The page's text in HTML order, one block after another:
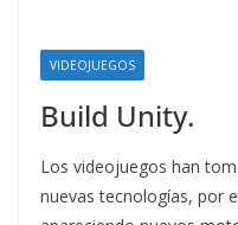
VIDEOJUEGOS
Build Unity.
Los videojuegos han
nuevas tecnologías, por